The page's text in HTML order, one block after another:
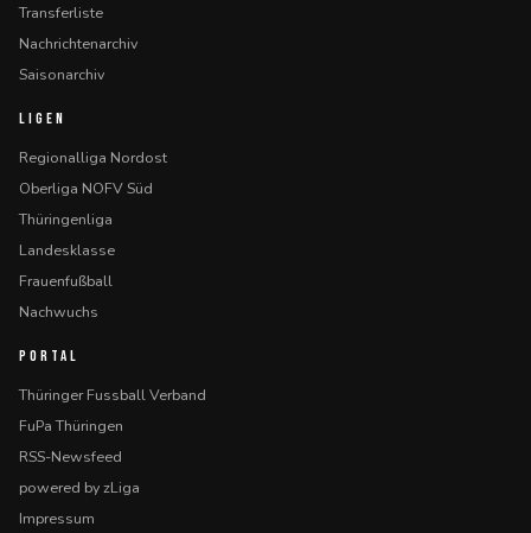
Transferliste
Nachrichtenarchiv
Saisonarchiv
LIGEN
Regionalliga Nordost
Oberliga NOFV Süd
Thüringenliga
Landesklasse
Frauenfußball
Nachwuchs
PORTAL
Thüringer Fussball Verband
FuPa Thüringen
RSS-Newsfeed
powered by zLiga
Impressum